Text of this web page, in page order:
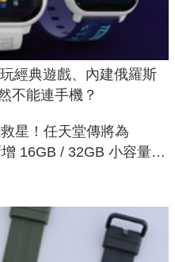
經典遊戲、內建俄羅斯
不能連手機？
星！任天堂傳將為
16GB / 32GB 小容量遊